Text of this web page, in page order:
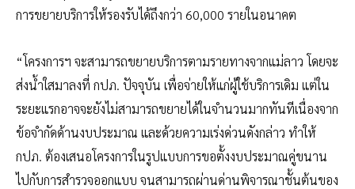
การขยายบริการให้รองรับได้ถึงกว่า 60,000 รายในอนาคต
“โครงการฯ จะสามารถขยายบริการตามรายทางจากแม่ลาว โดยจะ
ส่งน้ำใสมาลงที่ กปภ. ปัจจุบัน เพื่อจ่ายให้แก่ผู้ใช้บริการเดิม แต่ใน
ระยะแรกอาจจะยังไม่สามารถขยายได้ในจำนวนมากทันทีเนื่องจาก
ข้อจำกัดด้านงบประมาณ และด้วยความเร่งด่วนดังกล่าว ทำให้
กปภ. ต้องเสนอโครงการในรูปแบบการขอตั้งงบประมาณคู่ขนาน
ไปกับการสำรวจออกแบบ จนสามารถผ่านด่านพิจารณาชั้นต้นของ